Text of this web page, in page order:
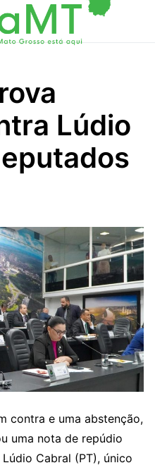
Lúdio
contra e uma abstenção,
uma nota de repúdio
Cabral (PT), único